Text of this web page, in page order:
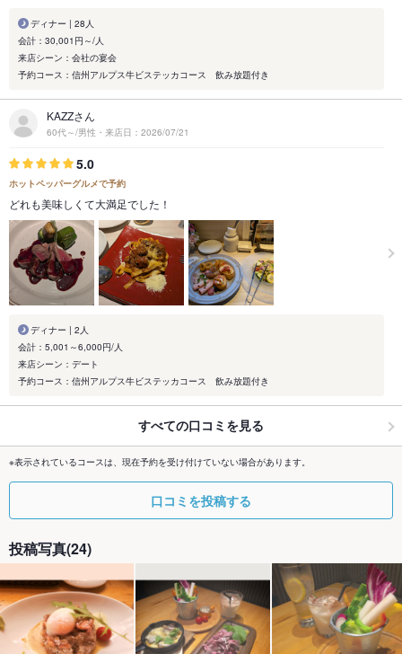
ディナー | 28人
会計：30,001円～/人
来店シーン：会社の宴会
予約コース：信州アルプス牛ビステッカコース 飲み放題付き
KAZZさん
60代～/男性・来店日：2026/07/21
5.0
ホットペッパーグルメで予約
どれも美味しくて大満足でした！
ディナー | 2人
会計：5,001～6,000円/人
来店シーン：デート
予約コース：信州アルプス牛ビステッカコース 飲み放題付き
すべての口コミを見る
※表示されているコースは、現在予約を受け付けていない場合があります。
口コミを投稿する
投稿写真(24)